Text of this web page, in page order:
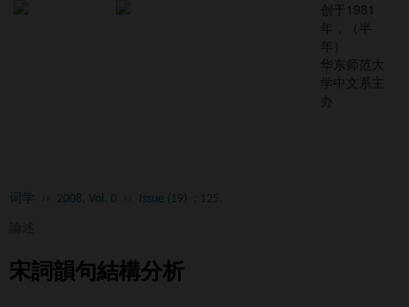
创于1981
年，（半
年）
华东师范大
学中文系主
办
词学 2008, Vol. 0 Issue (19)
宋詞韻句結構分析